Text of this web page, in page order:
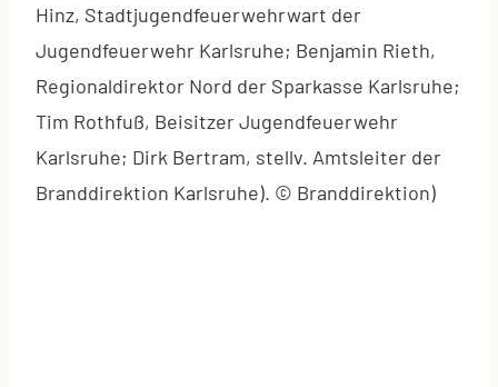
Hinz, Stadtjugendfeuerwehrwart der
Jugendfeuerwehr Karlsruhe; Benjamin Rieth,
Regionaldirektor Nord der Sparkasse Karlsruhe;
Tim Rothfuß, Beisitzer Jugendfeuerwehr
Karlsruhe; Dirk Bertram, stellv. Amtsleiter der
Branddirektion Karlsruhe). © Branddirektion)